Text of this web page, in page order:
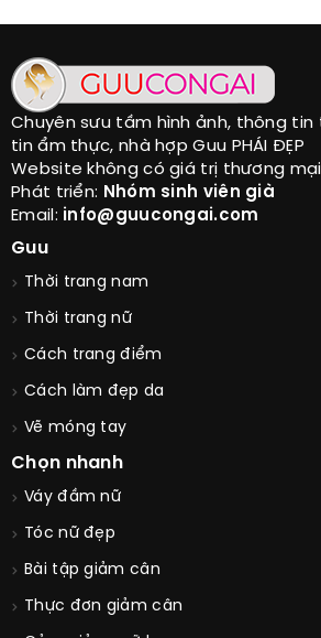
Chuyên sưu tầm hình ảnh, thông
tin ẩm thực, nhà hợp Guu PHÁI ĐẸP
Website không có giá trị thương
Phát triển: Nhóm sinh viên già
Email: info@guucongai.com
Guu
Thời trang nam
Thời trang nữ
Cách trang điểm
Cách làm đẹp da
Vẽ móng tay
Chọn nhanh
Váy đầm nữ
Tóc nữ đẹp
Bài tập giảm cân
Thực đơn giảm cân